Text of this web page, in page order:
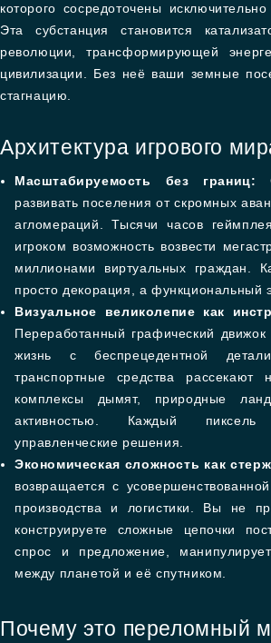
которого сосредоточены
Эта субстанция становится
революции, трансформирующей
цивилизации. Без неё ваши земные
стагнацию.
Архитектура игрового
Масштабируемость без границ:
развивать поселения от скромных
агломераций. Тысячи часов
игроком возможность возвести
миллионами виртуальных граждан.
просто декорация, а функциональный
Визуальное великолепие как
Переработанный графический
жизнь с беспрецедентной
транспортные средства рассекают
комплексы дымят, природные
активностью. Каждый
управленческие решения.
Экономическая сложность как
возвращается с
производства и логистики. Вы не
конструируете сложные цепочки
спрос и предложение,
между планетой и её спутником.
Почему это переломный